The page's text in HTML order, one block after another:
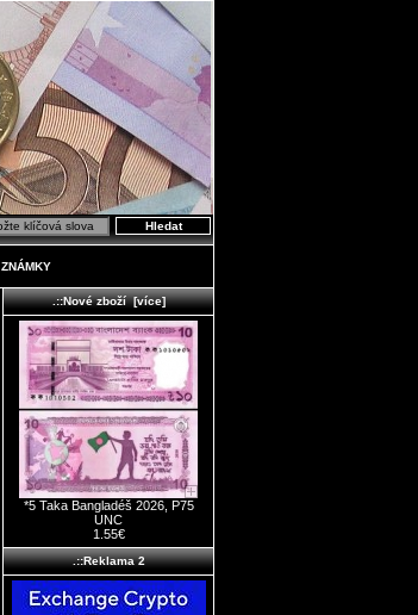
ZNÁMKY
.::Nové zboží [více]
*5 Taka Bangladéš 2026, P75
UNC
1.55€
.::Reklama 2